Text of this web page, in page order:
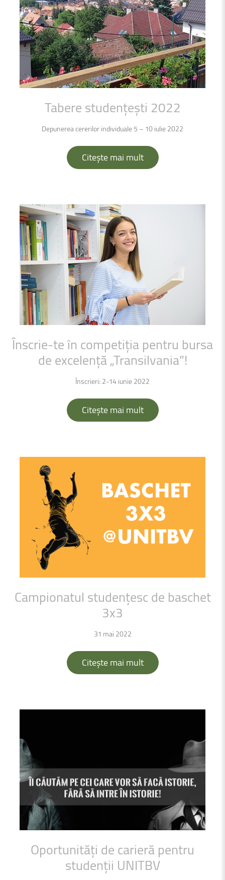
Tabere studențești 2022
Depunerea cererilor individuale 5 – 10 iulie 2022
Citește mai mult
Înscrie-teîn competiția pentru bursa
de excelență„Transilvania”!
Înscrieri: 2-14 iunie 2022
Citește mai mult
Campionatul studențesc de baschet
3x3
31 mai 2022
Citește mai mult
Oportunități de carieră pentru
studenții UNITBV